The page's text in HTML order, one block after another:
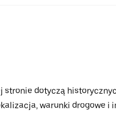
stronie dotyczą
warunki drogowe